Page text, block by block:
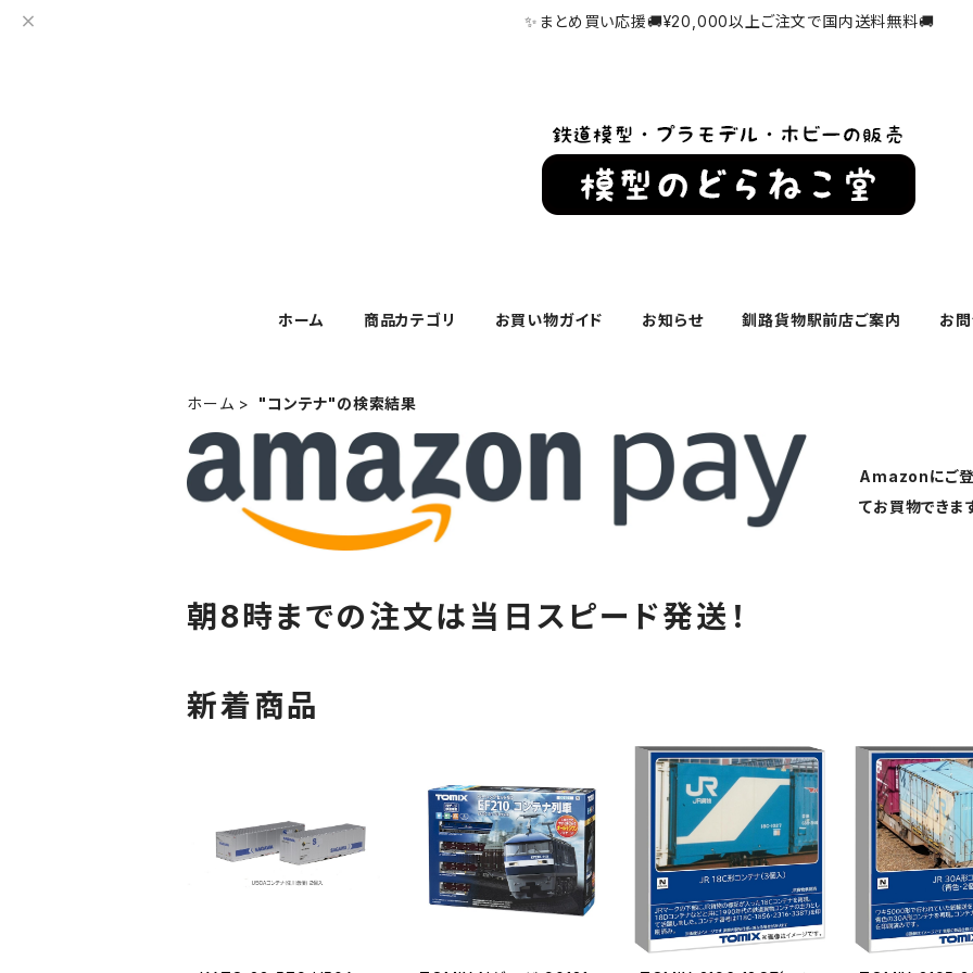
✨まとめ買い応援🚚¥20,000以上ご注文で国内送料無料🚚
ホーム 商品カテゴリ お買い物ガイド お知らせ 釧路貨物駅前店ご案内 お
ホーム "コンテナ"の検索結果
Amazonにご登
てお買物できま
朝8時までの注文は当日スピード発送！
新着商品